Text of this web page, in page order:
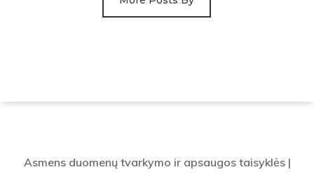
Asmens duomenų tvarkymo ir apsaugos taisyklės|